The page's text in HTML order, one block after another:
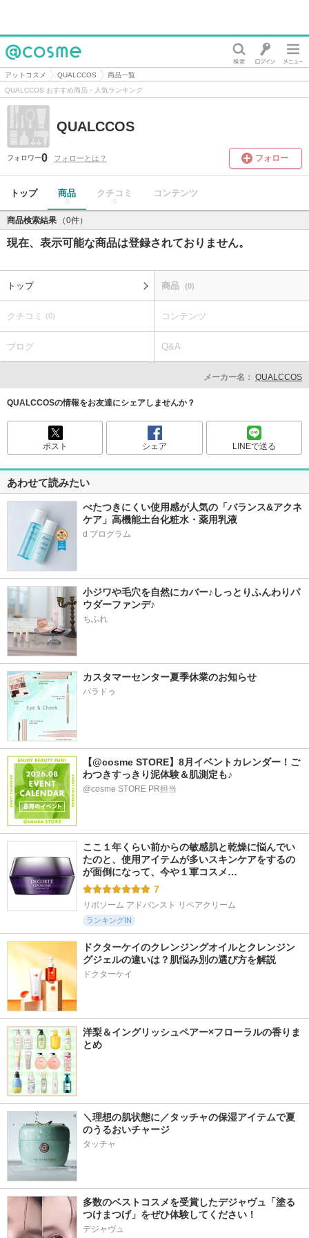
@cosme
アットコスメ QUALCCOS
商品一覧
QUALCCOS おすすめ商品・人気ランキング
QUALCCOS
フォロワー0 フォローとは？ フォロー
トップ 商品
0
クチコミ
0
コンテンツ
商品検索結果 （0件）
現在、表示可能な商品は登録されておりません。
トップ 商品 (0)
クチコミ (0) コンテンツ
ブログ Q&A
メーカー名： QUALCCOS
QUALCCOSの情報をお友達にシェアしませんか？
ポスト シェア LINEで送る
あわせて読みたい
べたつきにくい使用感が人気の「バランス&アクネ
ケア」高機能土台化粧水・薬用乳液
小ジワや毛穴を自然にカバー♪しっとりふんわりパ
ウダーファンデ♪
ちふれ
カスタマーセンター夏季休業のお知らせ
パラドゥ
【@cosme STORE】8月イベントカレンダー！ご
わつきすっきり泥体験＆肌測定も♪
@cosme STORE PR担当
ここ１年くらい前からの敏感肌と乾燥に悩んでい
たのと、使用アイテムが多いスキンケアをするの
が面倒になって、今や１軍コスメ…
7
リポソーム アドバンスト リペアクリーム
ランキングIN
ドクターケイのクレンジングオイルとクレンジン
グジェルの違いは？肌悩み別の選び方を解説
ドクターケイ
洋梨＆イングリッシュペアー×フローラルの香りま
とめ
＼理想の肌状態に／タッチャの保湿アイテムで夏
のうるおいチャージ
タッチャ
多数のベストコスメを受賞したデジャヴュ「塗る
つけまつげ」をぜひ体験してください！
デジャヴュ